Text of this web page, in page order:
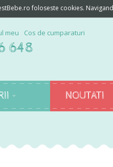
meu Cos de cumparaturi
648
NOUTATI
foloseste cookies.